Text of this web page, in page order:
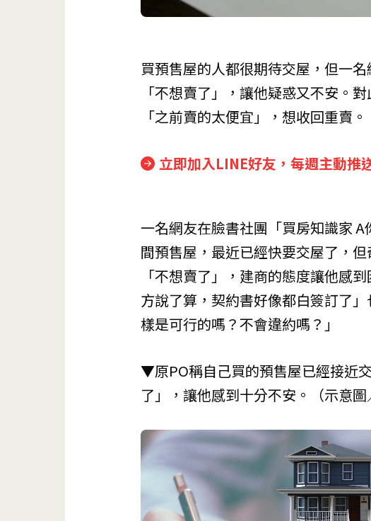
買預售屋的人都很期待交屋，但一
「不想賣了」，讓他疑惑又不安。
「之前賣的太便宜」，想收回重賣。
立即加入LINE好友，每週主動推
一名網友在臉書社團「買房知識家
間預售屋，最近已經快要交屋了，
「不想賣了」，建商的態度讓他感
方說了算，契約書好像都白簽訂了
樣是可行的嗎？不會違約嗎？」
▼原PO稱自己買的預售屋已經接近
了」，讓他感到十分不安。（示意圖